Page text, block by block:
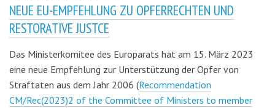
NEUE EU-EMPFEHLUNG ZU OPFERRECHTEN UND
RESTORATIVE JUSTCE
Das Ministerkomitee des Europarats hat am 15. März 2023
eine neue Empfehlung zur Unterstützung der Opfer von
Straftaten aus dem Jahr 2006 (Recommendation
CM/Rec(2023)2 of the Committee of Ministers to member